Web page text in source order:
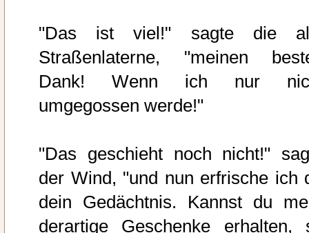
"Das ist viel!" sagte die
Straßenlaterne, "meinen
Dank! Wenn ich nur
umgegossen werde!"
"Das geschieht noch nicht!"
der Wind, "und nun erfrische ich
dein Gedächtnis. Kannst du
derartige Geschenke erhalten,